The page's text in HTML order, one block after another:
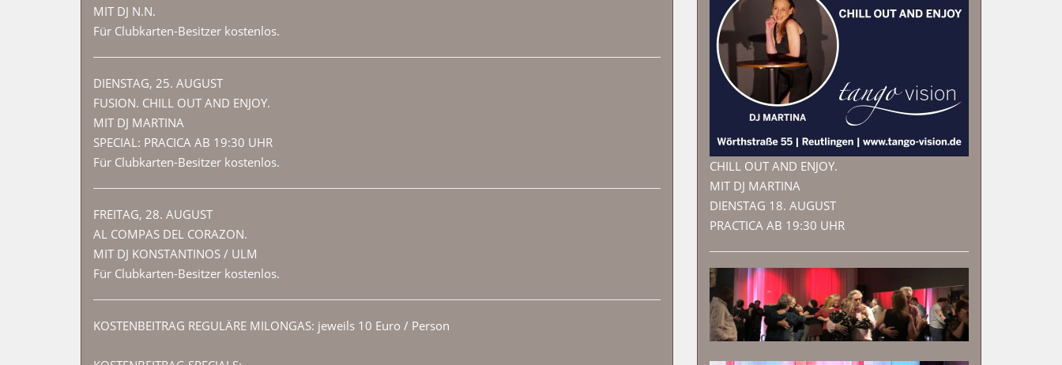
MIT DJ N.N.
Für Clubkarten-Besitzer kostenlos.
DIENSTAG, 25. AUGUST
FUSION. CHILL OUT AND ENJOY.
MIT DJ MARTINA
SPECIAL: PRACICA AB 19:30 UHR
Für Clubkarten-Besitzer kostenlos.
FREITAG, 28. AUGUST
AL COMPAS DEL CORAZON.
MIT DJ KONSTANTINOS / ULM
Für Clubkarten-Besitzer kostenlos.
KOSTENBEITRAG REGULÄRE MILONGAS: jeweils 10 Euro / Person
CHILL OUT AND ENJOY.
MIT DJ MARTINA
DIENSTAG 18. AUGUST
PRACTICA AB 19:30 UHR